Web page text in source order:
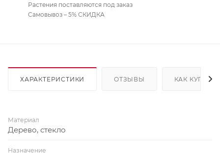
Растения поставляются под заказ
Самовывоз – 5% СКИДКА
ХАРАКТЕРИСТИКИ ОТЗЫВЫ КАК КУПИТЬ
Материал
Дерево, стекло
Назначение